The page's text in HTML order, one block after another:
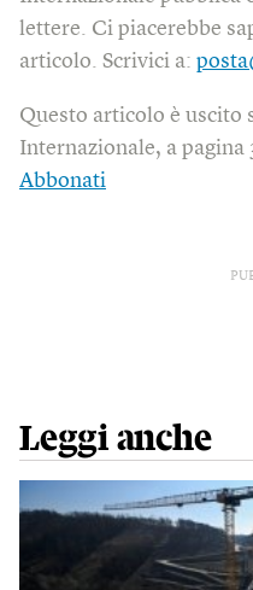
lettere. Ci piacerebbe
articolo. Scrivici a:
Questo articolo è uscito
Internazionale, a pagina
Abbonati
Leggi anche